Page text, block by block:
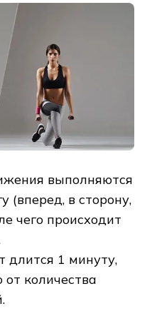
выполняются
(вперед, в сторону,
чего происходит
длится 1 минуту,
от количества